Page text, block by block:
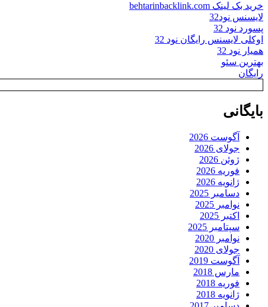
خرید بک لینک behtarinbacklink.com
لایسنس نود32
پسورد نود 32
اوکلی لایسنس رایگان نود 32
همیار نود 32
بهترین سئو
رایگان
بایگانی
آگوست 2026
جولای 2026
ژوئن 2026
فوریه 2026
ژانویه 2026
دسامبر 2025
نوامبر 2025
اکتبر 2025
سپتامبر 2025
نوامبر 2020
جولای 2020
آگوست 2019
مارس 2018
فوریه 2018
ژانویه 2018